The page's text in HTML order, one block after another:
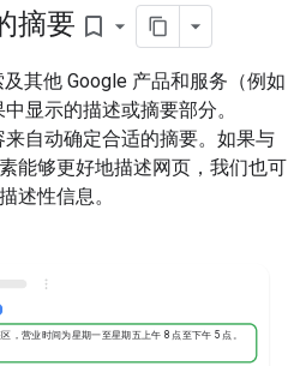
摘要 bookmark_border
及其他 Google 产品和服务（例如
显示的描述或摘要部分。
自动确定合适的摘要。如果与
能够更好地描述网页，我们也可
述性信息。
，营业时间为星期一至星期五上午 8 点至下午 5 点。